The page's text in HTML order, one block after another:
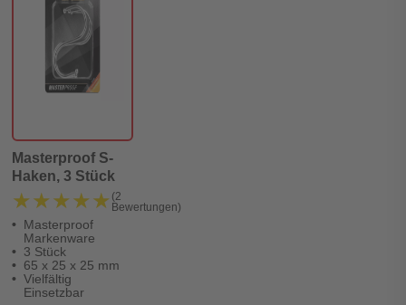
Masterproof S-
Haken, 3 Stück
★★★★★
★★★★★ (2
Bewertungen)
Masterproof
Markenware
3 Stück
65 x 25 x 25 mm
Vielfältig
Einsetzbar